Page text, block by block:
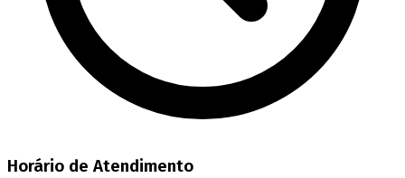
Horário de Atendimento